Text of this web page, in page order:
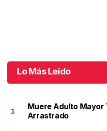
Lo Más Leído
1
Muere Adulto Mayor
Arrastrado